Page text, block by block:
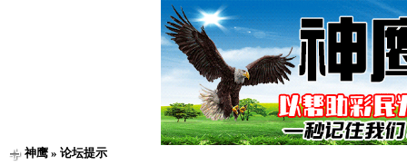
神鹰» 论坛提示